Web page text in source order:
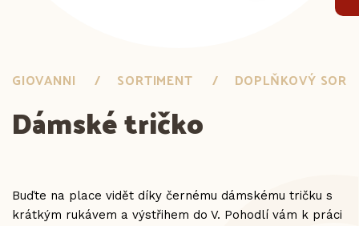
GIOVANNI SORTIMENT DOPLŇKOVÝ
Dámské tričko
Buďte na place vidět díky černému dámskému tričku s
krátkým rukávem a výstřihem do V. Pohodlí vám k práci